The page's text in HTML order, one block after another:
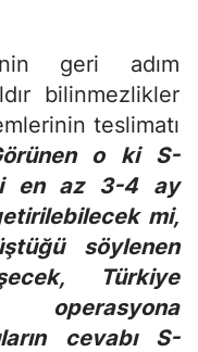
geri adım
bilinmezlikler
teslimatı
o ki S-
en az 3-4 ay
mi,
söylenen
Türkiye
operasyona
cevabı S-